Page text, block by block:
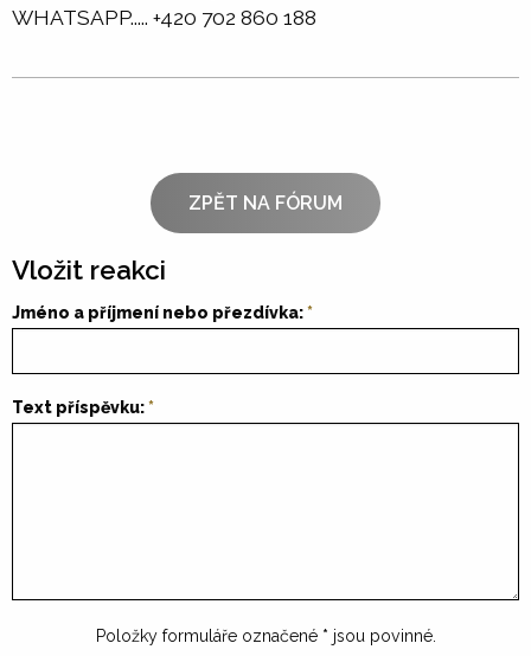
WHATSAPP..... +420 702 860 188
ZPĚT NA FÓRUM
Vložit reakci
Jméno a příjmení nebo přezdívka:
Text příspěvku:
Položky formuláře označené * jsou povinné.